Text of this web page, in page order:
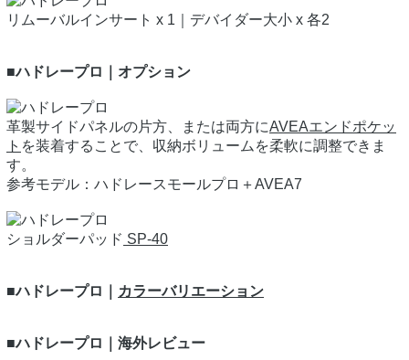
リムーバルインサート x 1｜デバイダー大小 x 各2
■ハドレープロ｜オプション
革製サイドパネルの片方、または両方にAVEAエンドポケッ
ト を装着することで、収納ボリュームを柔軟に調整できま
す。
参考モデル：ハドレースモールプロ＋AVEA7
ショルダーパッド SP-40
■ハドレープロ｜ カラーバリエーション
■ハドレープロ｜海外レビュー